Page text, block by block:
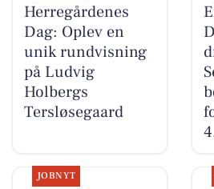
Herregårdenes
Dag: Oplev en
unik rundvisning
på Ludvig
Holbergs
Tersløsegaard
JOBNYT